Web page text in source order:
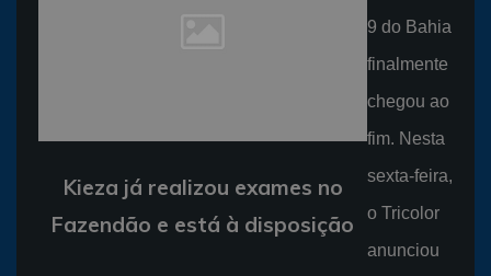
Kieza já realizou exames no
Fazendão e está à disposição
9 do Bahia
finalmente
chegou ao
fim. Nesta
sexta-feira,
o Tricolor
anunciou